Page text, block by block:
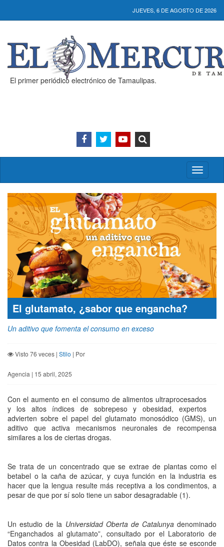
JUEVES, 6 DE AGOSTO DE 2026
El primer periódico electrónico de Tamaulipas.
Activar/
menú
El glutamato, ¿sabor que engancha?
Un aditivo que fomenta el consumo en exceso
Visto 76 veces | Stilo | Por
Agencia | 15 abril, 2025
Con el aumento en el consumo de alimentos ultraprocesados
y los altos índices de sobrepeso y obesidad, expertos
advierten sobre el papel del glutamato monosódico (GMS), un
aditivo que activa mecanismos neuronales de recompensa
similares a los de ciertas drogas.
Se trata de un concentrado que se extrae de plantas como el
betabel o la caña de azúcar, y cuya función en la industria es
hacer que la lengua resulte más receptiva a los condimentos, a
pesar de que por sí solo tiene un sabor desagradable (1).
Un estudio de la Universidad Oberta de Catalunyadenominado
“Enganchados al glutamato”, consultado por el Laboratorio de
Datos contra la Obesidad (LabDO), señala que éste se esconde